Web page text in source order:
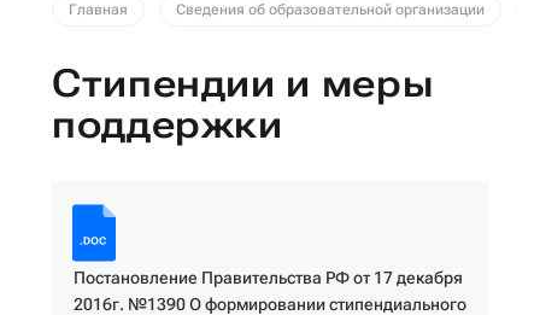
Главная Сведения об образовательной организации
Стипендии и меры
поддержки
Постановление Правительства РФ от 17 декабря
2016г. №1390 О формировании стипендиального